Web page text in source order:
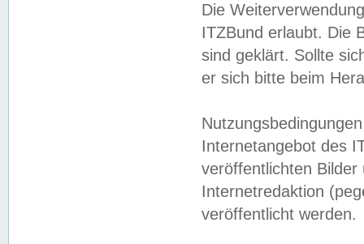
Die
ITZBund erlaubt. Die
sind geklärt. Sollte
er sich bitte beim
Internetangebot des
veröffentlichten
Internetredaktion
veröffentlicht werden.